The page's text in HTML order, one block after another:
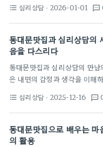
고 현실적인 기대치를 조정하는
결은 특히 두드러진다. 심리상
에 대한 감정 반응을 관찰하면
과도한 선택을 줄이는 데 도움
인지하는 습관은 작지만 강력하
합되면 판단이 흐려질 수 있다.
트를 통해 몸의 반응을 객관화
의도한 식사를 더 잘 이룰 수 있
format_list_bulleted 심리상담 · 2026-01-01 textsms
동대문맛집과 심리상담의
음을 다스리다
동대문맛집과 심리상담의 만
은 내면의 감정과 생각을 이해
같은 식사 공간은 색채, 음악,
로 마음의 분위기를 형성한다.
결될 때 신뢰감과 안전감이 형
계를 보다 부드럽게 만드는 경
format_list_bulleted 심리상담 · 2025-12-16 textsms
동대문맛집으로 배우는 마
의 활용